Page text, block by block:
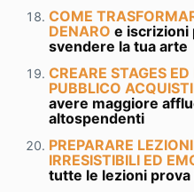
COME
DENARO e iscrizioni
svendere la tua arte
CREARE STAGES
PUBBLICO
avere maggiore
altospendenti
PREPARARE
IRRESISTIBILI ED
tutte le lezioni